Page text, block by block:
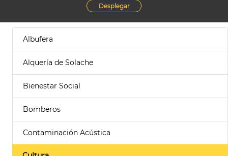
Desplegar
Albufera
Alquería de Solache
Bienestar Social
Bomberos
Contaminación Acústica